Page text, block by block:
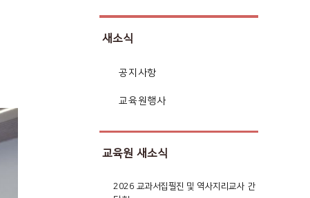
새소식
공지사항
교육원행사
교육원 새소식
2026 교과서집필진 및 역사지리교사 간